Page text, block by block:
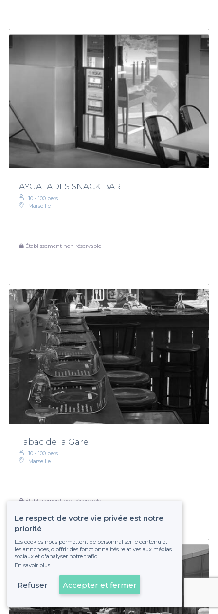
AYGALADES SNACK BAR
10 - 100 pers.
Marseille
Établissement non réservable
Tabac de la Gare
10 - 100 pers.
Marseille
Établissement non réservable
Voir sur la carte
Le respect de votre vie privée est notre
priorité
Les cookies nous permettent de personnaliser le contenu et
les annonces, d'offrir des fonctionnalités relatives aux médias
sociaux et d'analyser notre trafic.
En savoir plus
Refuser Accepter et fermer